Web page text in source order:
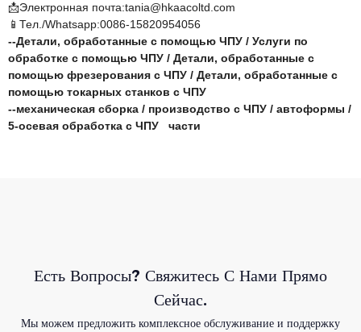
📩Электронная почта:tania@hkaacoltd.com
📱Тел./Whatsapp:0086-15820954056
--Детали, обработанные с помощью ЧПУ / Услуги по
обработке с помощью ЧПУ / Детали, обработанные с
помощью фрезерования с ЧПУ / Детали, обработанные с
помощью токарных станков с ЧПУ
--механическая сборка / производство с ЧПУ / автоформы /
5-осевая обработка с ЧПУ
части
Есть Вопросы? Свяжитесь С Нами Прямо
Сейчас.
Мы можем предложить комплексное обслуживание и поддержку